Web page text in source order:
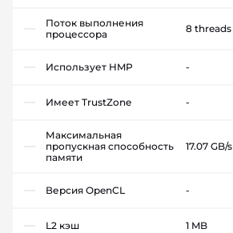
Поток выполнения
процессора
8 threads
Использует HMP -
Имеет TrustZone -
Максимальная
пропускная способность
памяти
17.07 GB/s
Версия OpenCL -
L2 кэш 1 MB